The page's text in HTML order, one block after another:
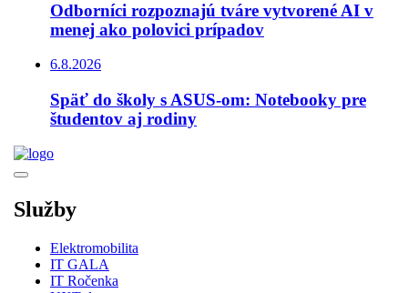
Odborníci rozpoznajú tváre vytvorené AI v
menej ako polovici prípadov
6.8.2026
Späť do školy s ASUS-om: Notebooky pre
študentov aj rodiny
Služby
Elektromobilita
IT GALA
IT Ročenka